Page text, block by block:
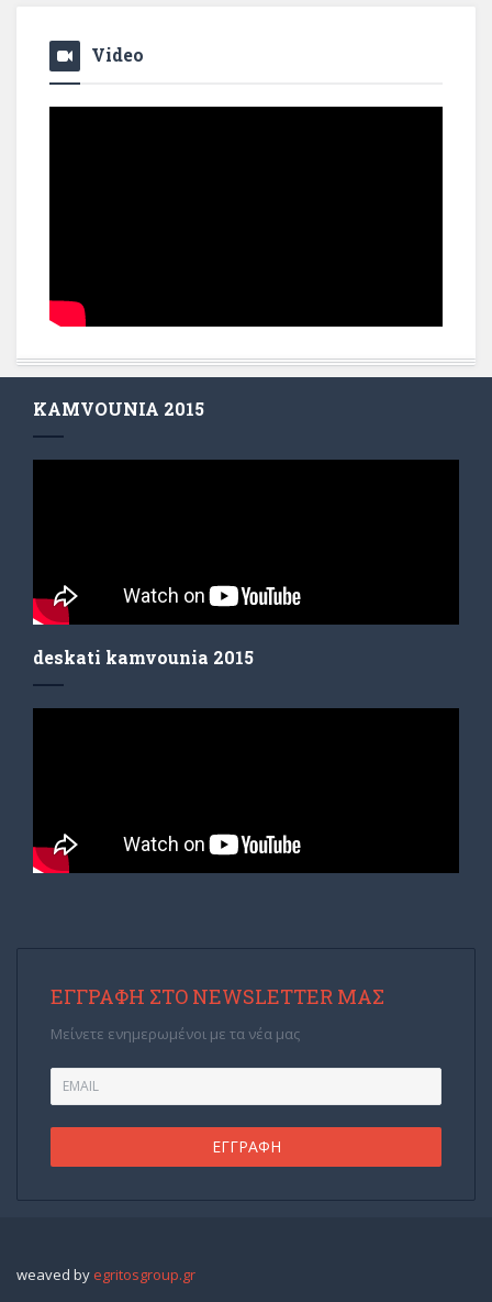
Video
KAMVOUNIA 2015
deskati kamvounia 2015
ΕΓΓΡΑΦΉ ΣΤΟ NEWSLETTER ΜΑΣ
Μείνετε ενημερωμένοι με τα νέα μας
weaved by egritosgroup.gr